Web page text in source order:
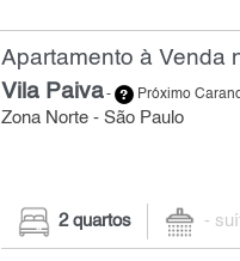
Apartamento à Venda
Vila Paiva- Próximo
Zona Norte - São Paulo
2 quartos -